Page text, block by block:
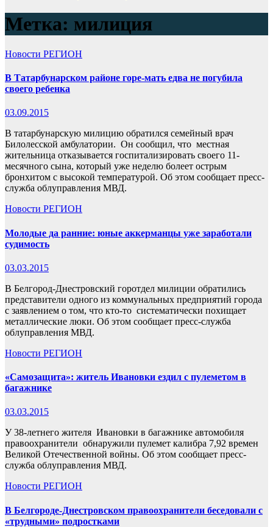
Метка: милиция
Новости РЕГИОН
В Татарбунарском районе горе-мать едва не погубила
своего ребенка
03.09.2015
В татарбунарскую милицию обратился семейный врач
Билолесской амбулатории. Он сообщил, что местная
жительница отказывается госпитализировать своего 11-
месячного сына, который уже неделю болеет острым
бронхитом с высокой температурой. Об этом сообщает пресс-
служба облуправления МВД.
Новости РЕГИОН
Молодые да ранние: юные аккерманцы уже заработали
судимость
03.03.2015
В Белгород-Днестровский горотдел милиции обратились
представители одного из коммунальных предприятий города
с заявлением о том, что кто-то систематически похищает
металлические люки. Об этом сообщает пресс-служба
облуправления МВД.
Новости РЕГИОН
«Самозащита»: житель Ивановки ездил с пулеметом в
багажнике
03.03.2015
У 38-летнего жителя Ивановки в багажнике автомобиля
правоохранители обнаружили пулемет калибра 7,92 времен
Великой Отечественной войны. Об этом сообщает пресс-
служба облуправления МВД.
Новости РЕГИОН
В Белгороде-Днестровском правоохранители беседовали с
«трудными» подростками